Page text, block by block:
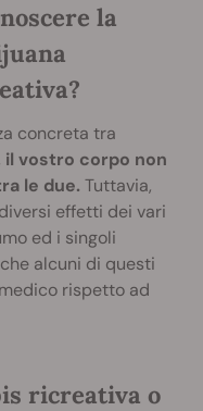
la
concreta tra
il vostro corpo non
le due. Tuttavia,
effetti dei vari
ed i singoli
alcuni di questi
rispetto ad
ricreativa o